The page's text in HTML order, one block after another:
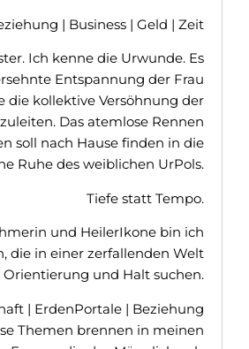
| Business | Geld | Zeit
Ich kenne die Urwunde. Es
Entspannung der Frau
die kollektive Versöhnung der
Das atemlose Rennen
soll nach Hause finden in die
Ruhe des weiblichen UrPols.
Tiefe statt Tempo.
und HeilerIkone bin ich
die in einer zerfallenden Welt
Orientierung und Halt suchen.
| ErdenPortale | Beziehung
Themen brennen in meinen